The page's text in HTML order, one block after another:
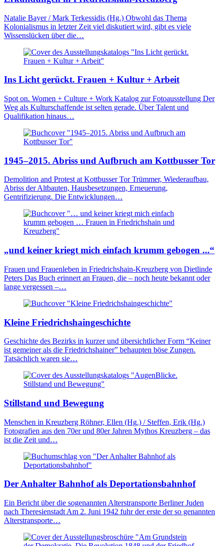
Natalie Bayer / Mark Terkessidis (Hg.) Obwohl das Thema
Kolonialismus in letzter Zeit viel diskutiert wird, gibt es viele
Wissenslücken über die…
Ins Licht gerückt. Frauen + Kultur + Arbeit
Spot on. Women + Culture + Work Katalog zur Fotoausstellung Der
Weg als Kulturschaffende ist selten gerade. Über Talent und
Qualifikation hinaus…
1945–2015. Abriss und Aufbruch am Kottbusser Tor
Demolition and Protest at Kottbusser Tor Trümmer, Wiederaufbau,
Abriss der Altbauten, Hausbesetzungen, Erneuerung,
Gentrifizierung. Die Entwicklungen…
„und keiner kriegt mich einfach krumm gebogen ...“
Frauen und Frauenleben in Friedrichshain-Kreuzberg von Dietlinde
Peters Das Buch erinnert an Frauen, die – noch heute bekannt oder
lange vergessen –…
Kleine Friedrichshaingeschichte
Geschichte des Bezirks in kurzer und übersichtlicher Form “Keiner
ist gemeiner als die Friedrichshainer” behaupten böse Zungen.
Tatsächlich waren sie…
Stillstand und Bewegung
Menschen in Kreuzberg Röhner, Ellen (Hg.) / Steffen, Erik (Hg.)
Fotografien aus den 70er und 80er Jahren Mythos Kreuzberg – das
ist die Zeit und…
Der Anhalter Bahnhof als Depor­tations­bahnhof
Ein Bericht über die sogenannten Alterstransporte Berliner Juden
nach Theresienstadt Am 2. Juni 1942 fuhr der erste der so genannten
Alterstransporte…